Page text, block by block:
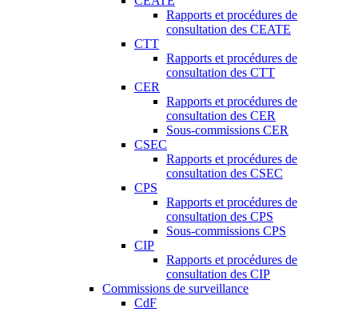
Rapports et procédures de
consultation des CEATE
CTT
Rapports et procédures de
consultation des CTT
CER
Rapports et procédures de
consultation des CER
Sous-commissions CER
CSEC
Rapports et procédures de
consultation des CSEC
CPS
Rapports et procédures de
consultation des CPS
Sous-commissions CPS
CIP
Rapports et procédures de
consultation des CIP
Commissions de surveillance
CdF